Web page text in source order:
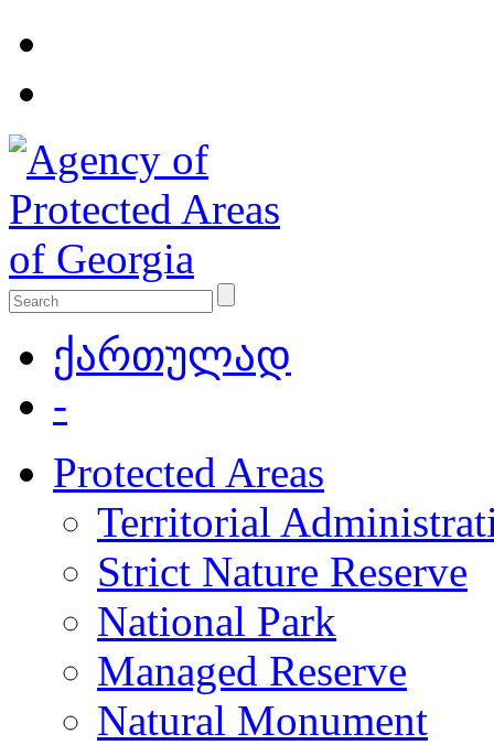
ქართულად
-
Protected Areas
Territorial
Strict Nature Reserve
National Park
Managed Reserve
Natural Monument